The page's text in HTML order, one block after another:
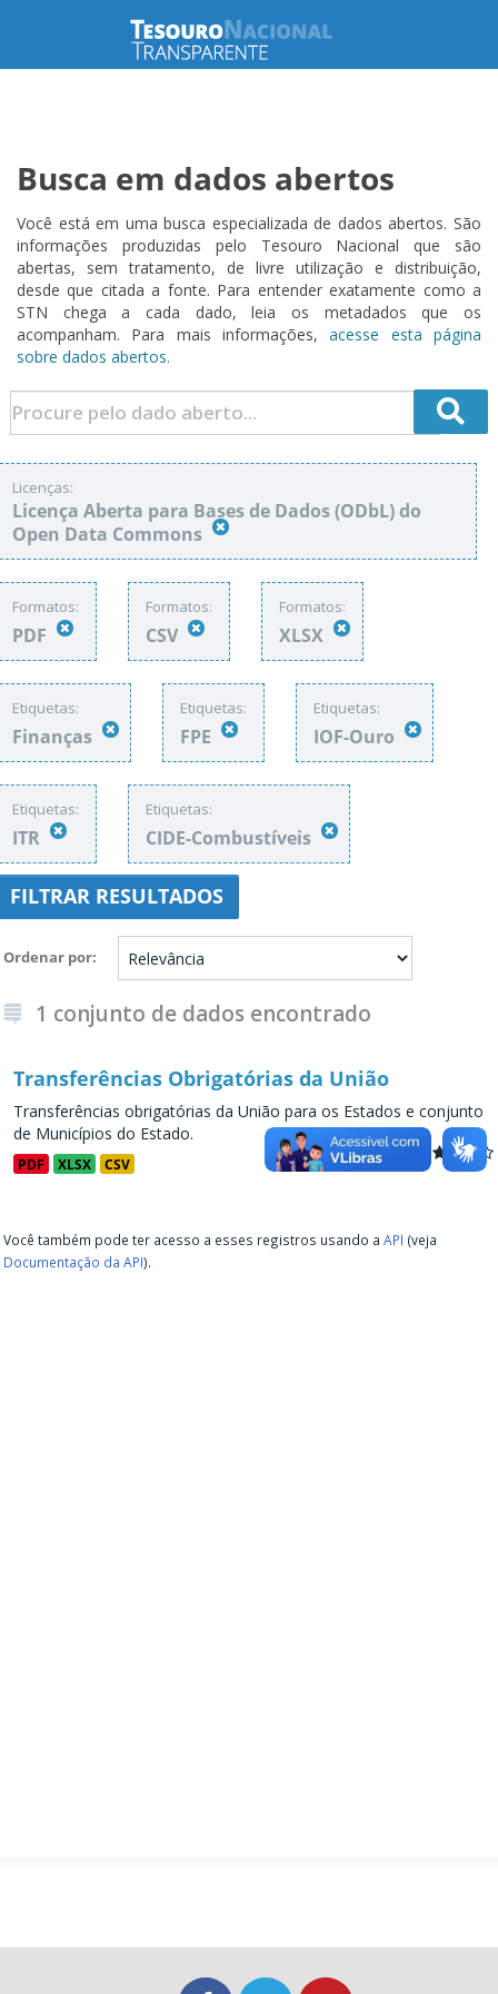
Busca em dados abertos
Você está em uma busca especializada de dados abertos. São
informações produzidas pelo Tesouro Nacional que são
abertas, sem tratamento, de livre utilização e distribuição,
desde que citada a fonte. Para entender exatamente como a
STN chega a cada dado, leia os metadados que os
acompanham. Para mais informações,acesse esta página
sobre dados abertos.
Licenças:
Licença Aberta para Bases de Dados (ODbL) do
Open Data Commons
Formatos:
PDF
Formatos:
CSV
Formatos:
XLSX
Etiquetas:
Finanças
Etiquetas:
FPE
Etiquetas:
IOF-Ouro
Etiquetas:
ITR
Etiquetas:
CIDE-Combustíveis
FILTRAR RESULTADOS
Ordenar por
1 conjunto de dados encontrado
Transferências Obrigatórias da União
Transferências obrigatórias da União para os Estados e conjunto
de Municípios do Estado.
PDF XLSX CSV
Você também pode ter acesso a esses registros usando a API (veja
Documentação da API).